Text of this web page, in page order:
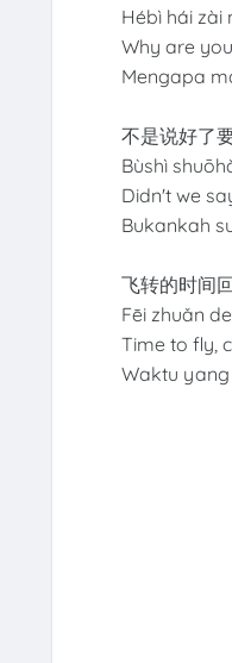
Hébì hái zài
Why are
Mengapa
不是说好了
Bùshì
Didn't we
Bukankah
飞转的时间
Fēi zhuǎn
Time to fly,
Waktu